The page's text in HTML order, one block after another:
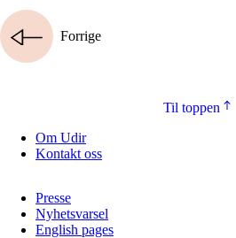
Forrige
Til toppen
Om Udir
Kontakt oss
Presse
Nyhetsvarsel
English pages